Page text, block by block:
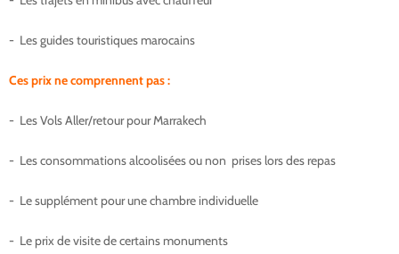
- Les guides touristiques marocains
Ces prix ne comprennent pas :
- Les Vols Aller/retour pour Marrakech
- Les consommations alcoolisées ou non prises lors des repas
- Le supplément pour une chambre individuelle
- Le prix de visite de certains monuments